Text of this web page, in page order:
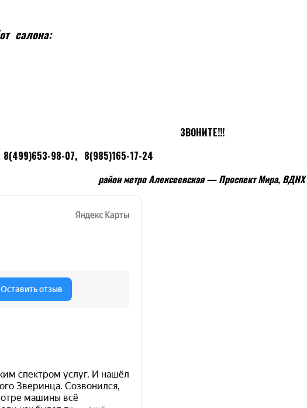
салона:
ЗВОНИТЕ!!!
17-24
район метро Алексеевская — Проспект Мира, ВДНХ